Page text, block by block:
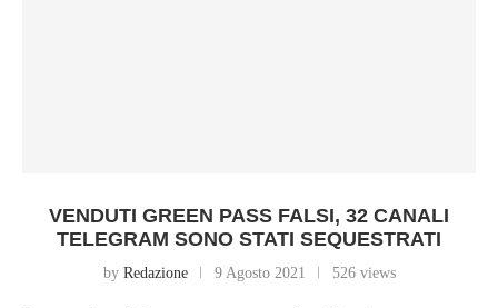
VENDUTI GREEN PASS FALSI, 32 CANALI
TELEGRAM SONO STATI SEQUESTRATI
by Redazione 9 Agosto 2021 526 views